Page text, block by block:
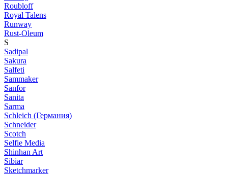
Roubloff
Royal Talens
Runway
Rust-Oleum
S
Sadipal
Sakura
Salfeti
Sammaker
Sanfor
Sanita
Sarma
Schleich (Германия)
Schneider
Scotch
Selfie Media
Shinhan Art
Sibiar
Sketchmarker